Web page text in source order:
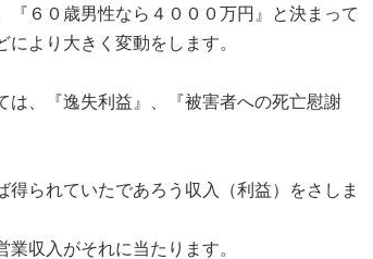
６０歳男性なら４０００万円』と決まって
より大きく変動をします。
は、『逸失利益』、『被害者への死亡慰謝
られていたであろう収入（利益）をさしま
収入がそれに当たります。